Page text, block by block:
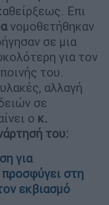
Επι
νομοθετήθηκαν
σε μια
για τον
του.
αλλαγή
σε
ο κ.
του:
για
στη
εκβιασμό